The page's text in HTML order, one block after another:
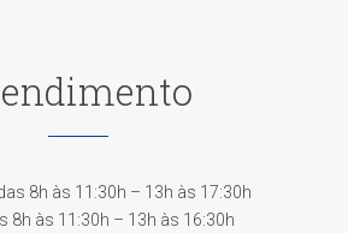
8h às 11:30h – 13h às 17:30h
8h às 11:30h – 13h às 16:30h